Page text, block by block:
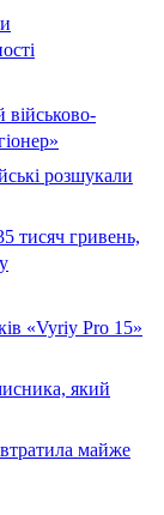
військово-
розшукали
тисяч гривень,
«Vyriy Pro 15»
який
майже